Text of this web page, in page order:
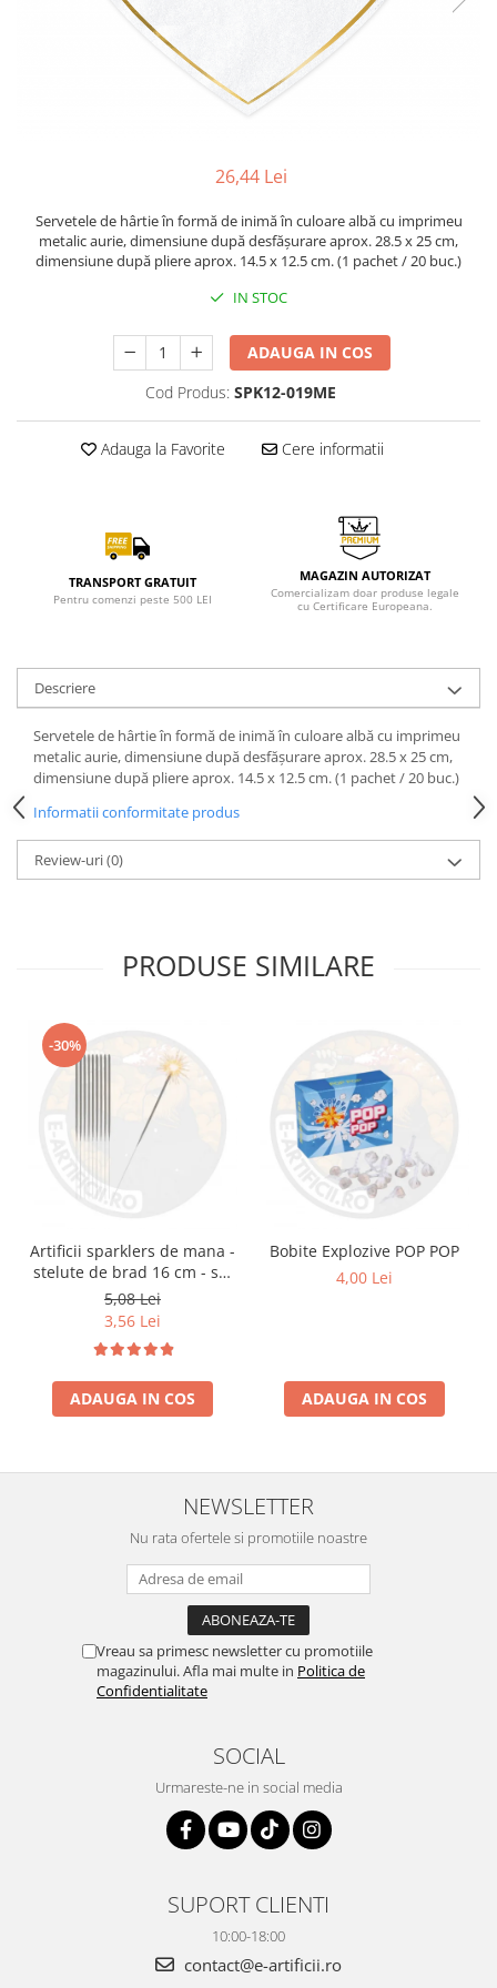
26,44 Lei
Servetele de hârtie în formă de inimă în culoare albă cu imprimeu
metalic aurie, dimensiune după desfășurare aprox. 28.5 x 25 cm,
dimensiune după pliere aprox. 14.5 x 12.5 cm. (1 pachet / 20 buc.)
IN STOC
ADAUGA IN COS
Cod Produs: SPK12-019ME
Adauga la Favorite Cere informatii
TRANSPORT GRATUIT
Pentru comenzi peste 500 LEI
MAGAZIN AUTORIZAT
Comercializam doar produse legale
cu Certificare Europeana.
Descriere
Servetele de hârtie în formă de inimă în culoare albă cu imprimeu
metalic aurie, dimensiune după desfășurare aprox. 28.5 x 25 cm,
dimensiune după pliere aprox. 14.5 x 12.5 cm. (1 pachet / 20 buc.)
Informatii conformitate produs
Review-uri(0)
PRODUSE SIMILARE
-30%
Artificii sparklers de mana -
stelute de brad 16 cm - set
10 buc
5,08 Lei
3,56 Lei
ADAUGA IN COS
Bobite Explozive POP POP
4,00 Lei
ADAUGA IN COS
NEWSLETTER
Nu rata ofertele si promotiile noastre
Vreau sa primesc newsletter cu promotiile
magazinului. Afla mai multe in Politica de
Confidentialitate
SOCIAL
Urmareste-ne in social media
SUPORT CLIENTI
10:00-18:00
contact@e-artificii.ro